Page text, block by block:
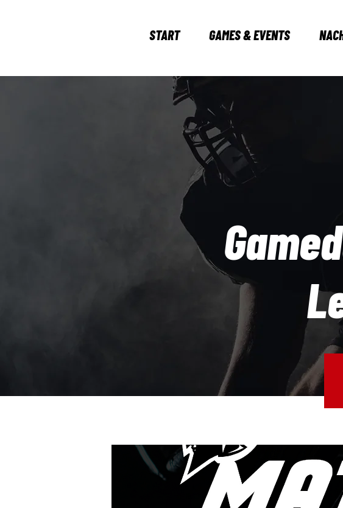
START GAMES & EVENTS